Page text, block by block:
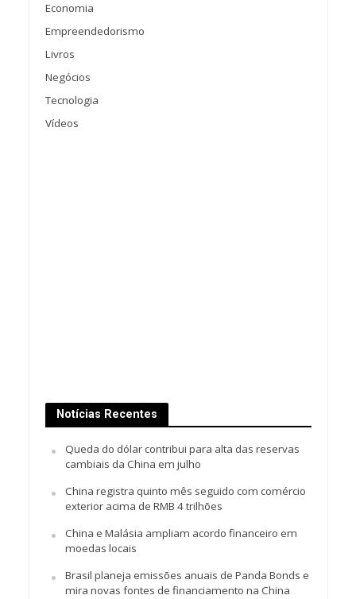
Economia
Empreendedorismo
Livros
Negócios
Tecnologia
Vídeos
Notícias Recentes
Queda do dólar contribui para alta das reservas
cambiais da China em julho
China registra quinto mês seguido com comércio
exterior acima de RMB 4 trilhões
China e Malásia ampliam acordo financeiro em
moedas locais
Brasil planeja emissões anuais de Panda Bonds e
mira novas fontes de financiamento na China